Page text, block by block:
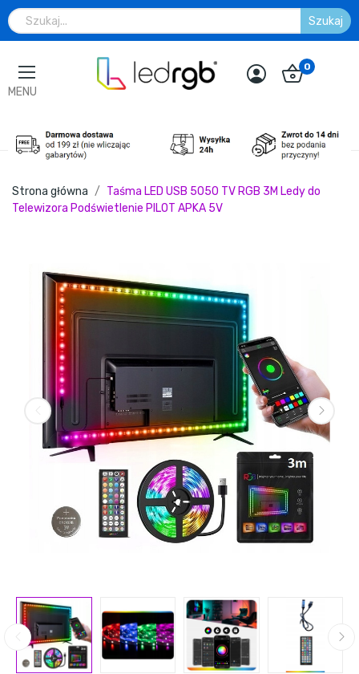
Szukaj
0
MENU
Strona główna
Taśma LED USB 5050 TV RGB 3M Ledy do
Telewizora Podświetlenie PILOT APKA 5V